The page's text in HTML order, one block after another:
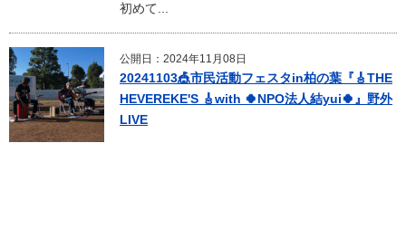
初めて...
公開日：2024年11月08日
20241103🎪市民活動フェスタin柏の葉『🎸THE
HEVEREKE'S 🎸with 🍀NPO法人結yui🍀』野外
LIVE